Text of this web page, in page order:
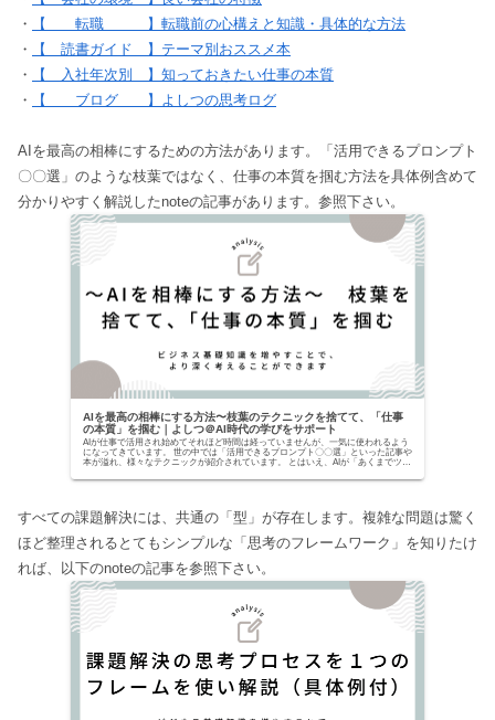
・
【 転職 】転職前の心構えと知識・具体的な方法
・
【 読書ガイド 】テーマ別おススメ本
・
【 入社年次別 】知っておきたい仕事の本質
・
【 ブログ 】よしつの思考ログ
AIを最高の相棒にするための方法があります。「活用できるプロンプト
〇〇選」のような枝葉ではなく、仕事の本質を掴む方法を具体例含めて
分かりやすく解説したnoteの記事があります。参照下さい。
AIを最高の相棒にする方法〜枝葉のテクニックを捨てて、「仕事
の本質」を掴む｜よしつ＠AI時代の学びをサポート
AIが仕事で活用され始めてそれほど時間は経っていませんが、一気に使われるよう
になってきています。 世の中では「活用できるプロンプト〇〇選」といった記事や
本が溢れ、様々なテクニックが紹介されています。 とはいえ、AIが「あくまでツー
すべての課題解決には、共通の「型」が存在します。複雑な問題は驚く
ほど整理されるとてもシンプルな「思考のフレームワーク」を知りたけ
れば、以下のnoteの記事を参照下さい。